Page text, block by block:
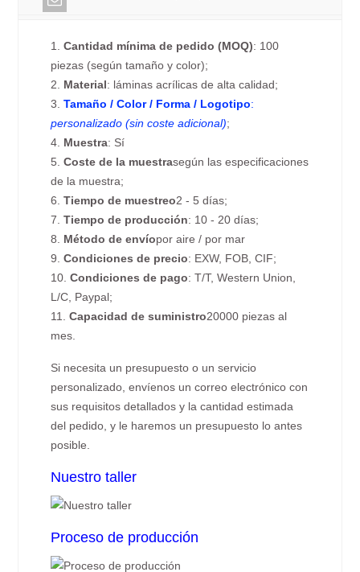
1.Cantidad mínima de pedido (MOQ): 100
piezas (según tamaño y color);
2. Material: láminas acrílicas de alta calidad;
3.Tamaño / Color / Forma / Logotipo:
personalizado (sin coste adicional);
4. Muestra: Sí
5.Coste de la muestrasegún las especificaciones
de la muestra;
6.Tiempo de muestreo2 - 5 días;
7.Tiempo de producción: 10 - 20 días;
8. Método de envíopor aire / por mar
9.Condiciones de precio: EXW, FOB, CIF;
10.Condiciones de pago: T/T, Western Union,
L/C, Paypal;
11.Capacidad de suministro20000 piezas al
mes.
Si necesita un presupuesto o un servicio
personalizado, envíenos un correo electrónico con
sus requisitos detallados y la cantidad estimada
del pedido, y le haremos un presupuesto lo antes
posible.
Nuestro taller
Proceso de producción